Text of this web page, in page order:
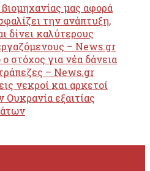
μας αφορά
την ανάπτυξη,
δίνει καλύτερους
– News.gr
στόχος για νέα δάνεια
– News.gr
νεκροί και αρκετοί
Ουκρανία εξαιτίας